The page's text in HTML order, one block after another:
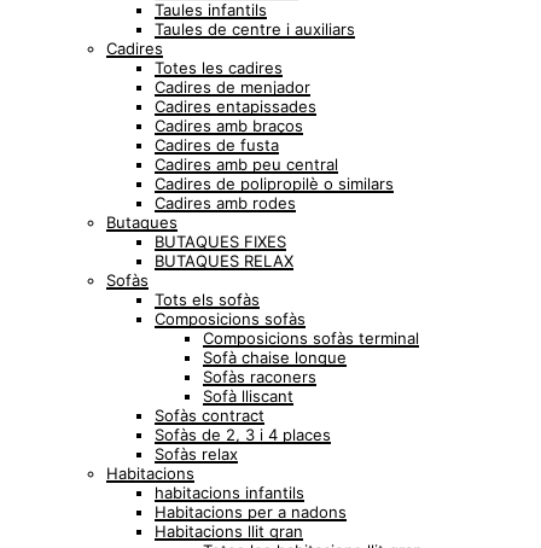
Taules infantils
Taules de centre i auxiliars
Cadires
Totes les cadires
Cadires de menjador
Cadires entapissades
Cadires amb braços
Cadires de fusta
Cadires amb peu central
Cadires de polipropilè o similars
Cadires amb rodes
Butaques
BUTAQUES FIXES
BUTAQUES RELAX
Sofàs
Tots els sofàs
Composicions sofàs
Composicions sofàs terminal
Sofà chaise longue
Sofàs raconers
Sofà lliscant
Sofàs contract
Sofàs de 2, 3 i 4 places
Sofàs relax
Habitacions
habitacions infantils
Habitacions per a nadons
Habitacions llit gran